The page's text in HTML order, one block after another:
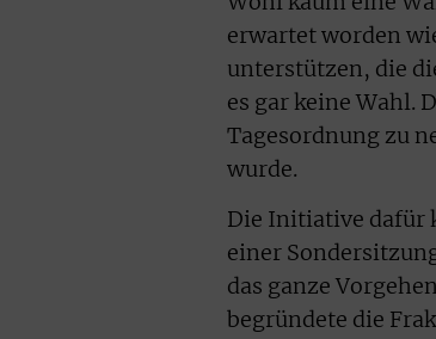
erwartet worden
unterstützen, die
es gar keine Wahl.
Tagesordnung zu
wurde.
Die Initiative dafür
einer
das ganze
begründete die